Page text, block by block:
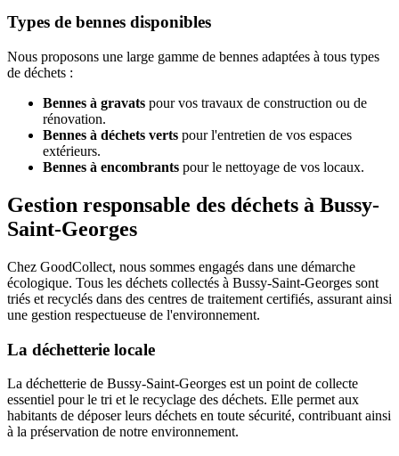
Types de bennes disponibles
Nous proposons une large gamme de bennes adaptées à tous types
de déchets :
Bennes à gravats pour vos travaux de construction ou de
rénovation.
Bennes à déchets verts pour l'entretien de vos espaces
extérieurs.
Bennes à encombrants pour le nettoyage de vos locaux.
Gestion responsable des déchets à Bussy-
Saint-Georges
Chez GoodCollect, nous sommes engagés dans une démarche
écologique. Tous les déchets collectés à Bussy-Saint-Georges sont
triés et recyclés dans des centres de traitement certifiés, assurant ainsi
une gestion respectueuse de l'environnement.
La déchetterie locale
La déchetterie de Bussy-Saint-Georges est un point de collecte
essentiel pour le tri et le recyclage des déchets. Elle permet aux
habitants de déposer leurs déchets en toute sécurité, contribuant ainsi
à la préservation de notre environnement.